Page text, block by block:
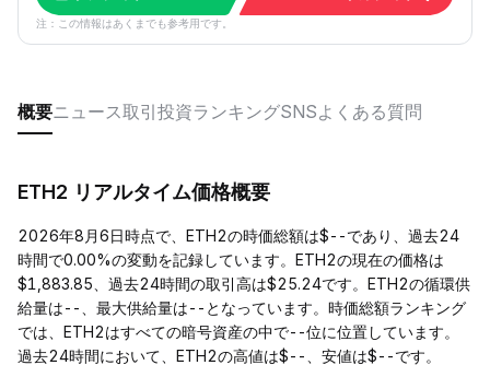
注：この情報はあくまでも参考用です。
概要ニュース取引投資ランキングSNSよくある質問
ETH2 リアルタイム価格概要
2026年8月6日時点で、ETH2の時価総額は$--であり、過去24
時間で0.00%の変動を記録しています。ETH2の現在の価格は
$1,883.85、過去24時間の取引高は$25.24です。ETH2の循環供
給量は--、最大供給量は--となっています。時価総額ランキング
では、ETH2はすべての暗号資産の中で--位に位置しています。
過去24時間において、ETH2の高値は$--、安値は$--です。